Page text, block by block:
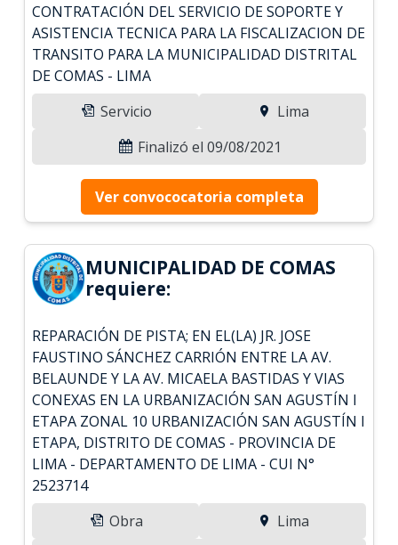
CONTRATACIÓN DEL SERVICIO DE SOPORTE Y
ASISTENCIA TECNICA PARA LA FISCALIZACION DE
TRANSITO PARA LA MUNICIPALIDAD DISTRITAL
DE COMAS - LIMA
Servicio
Lima
Finalizó el 09/08/2021
Ver convococatoria completa
MUNICIPALIDAD DE COMAS
requiere:
REPARACIÓN DE PISTA; EN EL(LA) JR. JOSE
FAUSTINO SÁNCHEZ CARRIÓN ENTRE LA AV.
BELAUNDE Y LA AV. MICAELA BASTIDAS Y VIAS
CONEXAS EN LA URBANIZACIÓN SAN AGUSTÍN I
ETAPA ZONAL 10 URBANIZACIÓN SAN AGUSTÍN I
ETAPA, DISTRITO DE COMAS - PROVINCIA DE
LIMA - DEPARTAMENTO DE LIMA - CUI N°
2523714
Obra
Lima